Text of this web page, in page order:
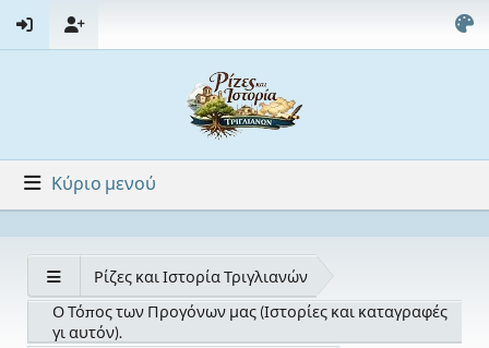
Κύριο μενού
Ρίζες και Ιστορία Τριγλιανών
Ο Τόπος των Προγόνων μας (Ιστορίες και καταγραφές
γι αυτόν).